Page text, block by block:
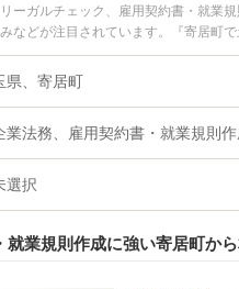
ーガルチェック、雇用契約書・就業
などが注目されています。『寄居町
実績豊富な近くの弁護士を検索した
です。
県、寄居町
業法務、雇用契約書・就業規則
選択
就業規則作成に強い寄居町か